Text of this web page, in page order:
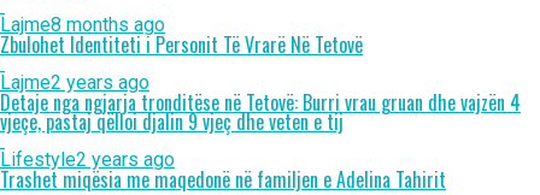
Lajme8 months ago
Zbulohet Identiteti i Personit Të Vrarë Në Tetovë
Lajme2 years ago
Detaje nga ngjarja tronditëse në Tetovë: Burri vrau gruan dhe vajzën 4
vjeçe, pastaj qëlloi djalin 9 vjeç dhe veten e tij
Lifestyle2 years ago
Trashet miqësia me maqedonë në familjen e Adelina Tahirit